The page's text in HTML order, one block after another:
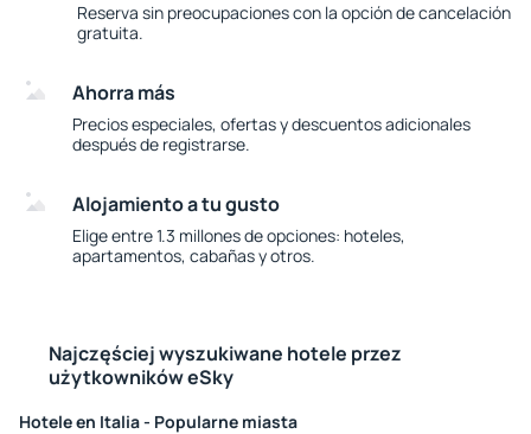
Reserva sin preocupaciones con la opción de cancelación
gratuita.
Ahorra más
Precios especiales, ofertas y descuentos adicionales
después de registrarse.
Alojamiento a tu gusto
Elige entre 1.3 millones de opciones: hoteles,
apartamentos, cabañas y otros.
Najczęściej wyszukiwane hotele przez
użytkowników eSky
Hotele en Italia - Popularne miasta